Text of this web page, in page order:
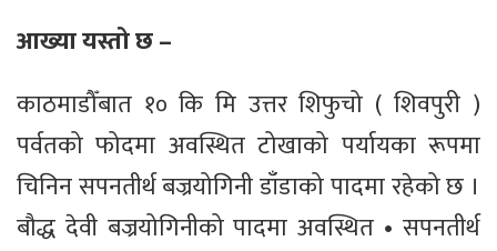
आख्या यस्तो छ –
काठमाडौँबात १० कि मि उत्तर शिफुचो ( शिवपुरी )
पर्वतको फोदमा अवस्थित टोखाको पर्यायका रूपमा
चिनिन सपनतीर्थ बज्रयोगिनी डाँडाको पादमा रहेको छ ।
बौद्ध देवी बज्रयोगिनीको पादमा अवस्थित • सपनतीर्थ